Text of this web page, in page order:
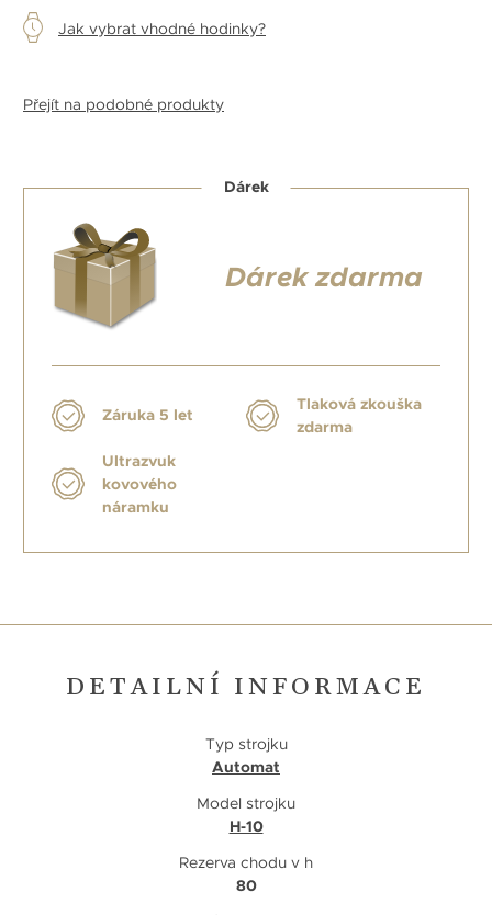
Jak vybrat vhodné hodinky?
Přejít na podobné produkty
Dárek
Dárek zdarma
Záruka 5 let
Tlaková zkouška
zdarma
Ultrazvuk
kovového
náramku
DETAILNÍ INFORMACE
Typ strojku
Automat
Model strojku
H-10
Rezerva chodu v h
80